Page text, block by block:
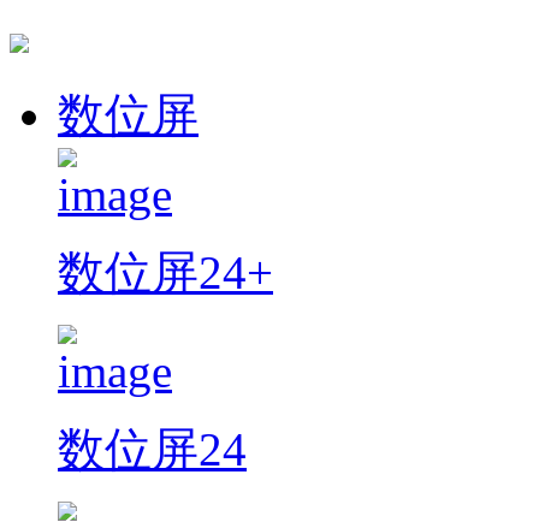
数位屏
数位屏24+
数位屏24